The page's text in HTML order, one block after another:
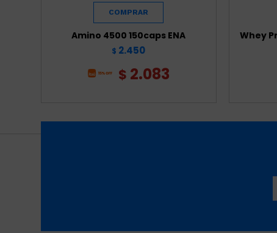
Amino 4500 150caps ENA
$ 2.450
$ 2.083
Whey